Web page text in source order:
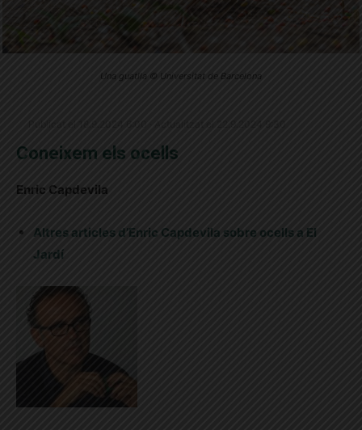
Una guatlla © Universitat de Barcelona
Coneixem els ocells
Enric Capdevila
Altres articles d’Enric Capdevila sobre ocells a El
Jardí